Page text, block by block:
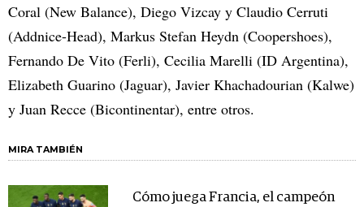
Coral (New Balance), Diego Vizcay y Claudio Cerruti
(Addnice-Head), Markus Stefan Heydn (Coopershoes),
Fernando De Vito (Ferli), Cecilia Marelli (ID Argentina),
Elizabeth Guarino (Jaguar), Javier Khachadourian (Kalwe)
y Juan Recce (Bicontinentar), entre otros.
MIRA TAMBIÉN
Cómo juega Francia, el campeón